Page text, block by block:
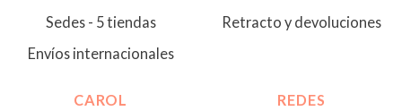
Sedes - 5 tiendas
Envíos internacionales
Retracto y devoluciones
CAROL REDES